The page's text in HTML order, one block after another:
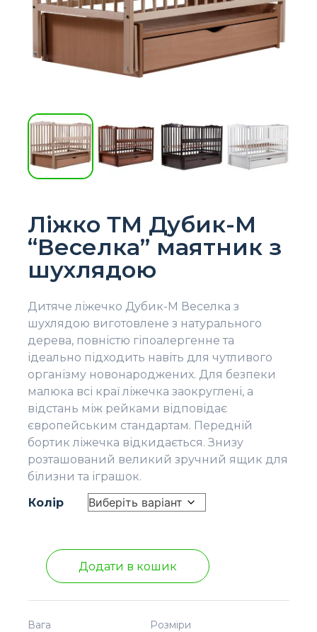
Ліжко ТМ Дубик-М
“Веселка” маятник з
шухлядою
Дитяче ліжечко Дубик-М Веселка з
шухлядою виготовлене з натурального
дерева, повністю гіпоалергенне та
ідеально підходить навіть для чутливого
організму новонароджених. Для безпеки
малюка всі краї ліжечка заокруглені, а
відстань між рейками відповідає
європейським стандартам. Передній
бортик ліжечка відкидається. Знизу
розташований великий зручний ящик для
білизни та іграшок.
Колір
Додати в кошик
Вага
Розміри